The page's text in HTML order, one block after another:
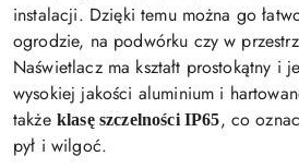
instalacji. Dzięki temu można go
ogrodzie, na podwórku czy w
Naświetlacz ma kształt prostokątny i
wysokiej jakości aluminium i
także klasę szczelności IP65, co
pył i wilgoć.